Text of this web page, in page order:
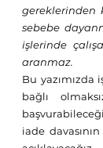
gereklerinden
sebebe
işlerinde
aranmaz.
Bu yazımızda
bağlı
iade